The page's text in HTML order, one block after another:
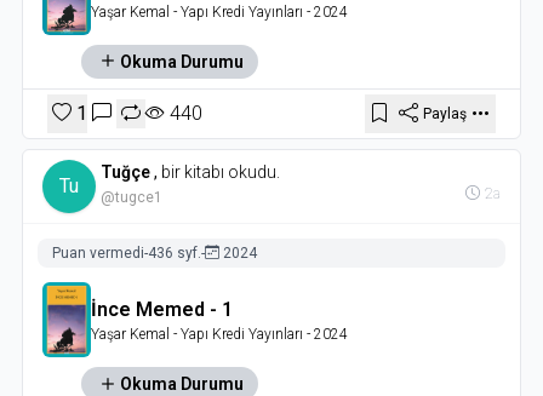
Yaşar Kemal - Yapı Kredi Yayınları - 2024
Okuma Durumu
1 440 Paylaş
Tu
Tuğçe, bir kitabı okudu.
@tugce1 2a
Puan vermedi-436 syf.- 2024
İnce Memed - 1
Yaşar Kemal - Yapı Kredi Yayınları - 2024
Okuma Durumu